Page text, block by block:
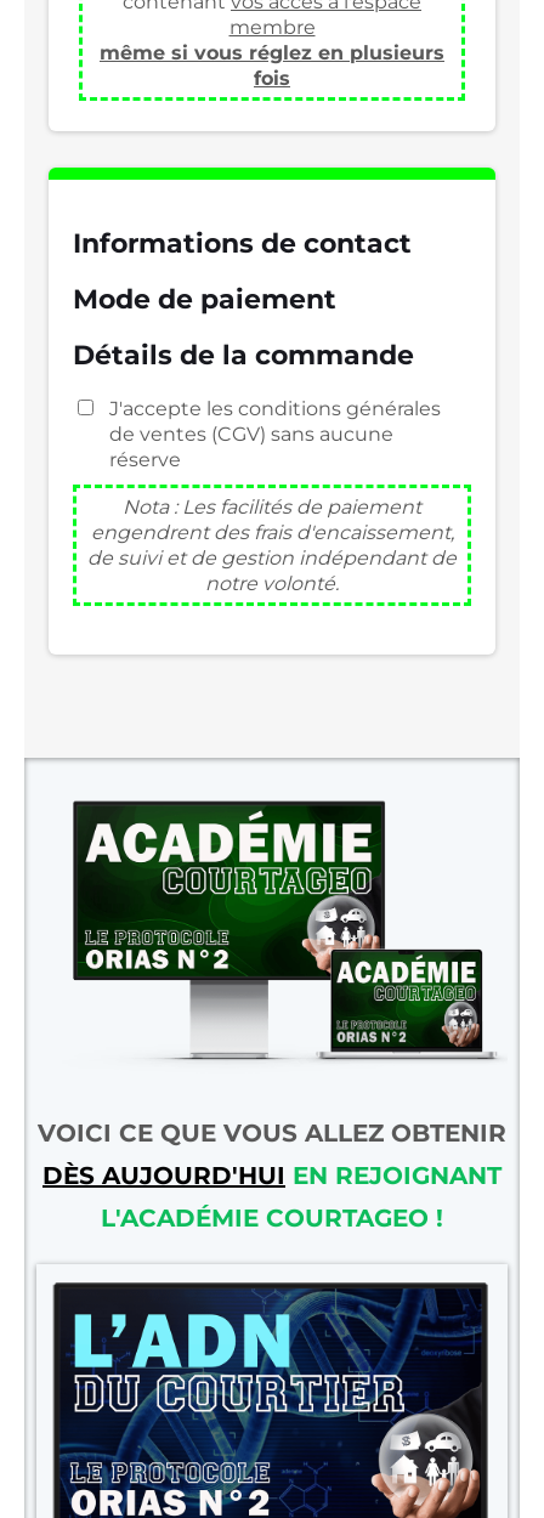
membre
même si vous réglez en plusieurs
fois
Informations de contact
Mode de paiement
Détails de la commande
J'accepte les conditions générales
de ventes (CGV) sans aucune
réserve
Nota : Les facilités de paiement
engendrent des frais d'encaissement,
de suivi et de gestion indépendant de
notre volonté.
VOICI CE QUE VOUS ALLEZ OBTENIR
DÈS AUJOURD'HUI EN REJOIGNANT
L'ACADÉMIE COURTAGEO !